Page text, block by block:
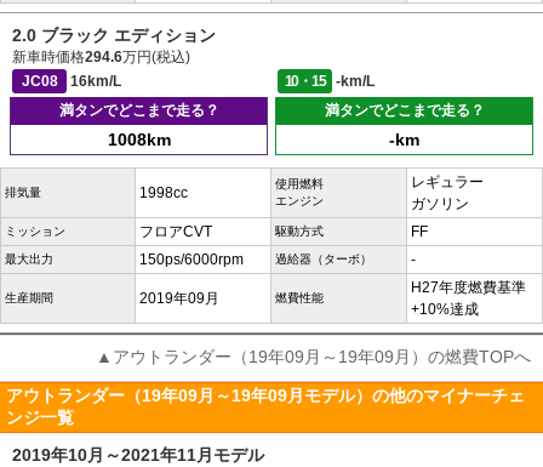
2.0 ブラック エディション
新車時価格294.6万円(税込)
JC08
16km/L 10・15
-km/L
満タンでどこまで走る？
1008km
満タンでどこまで走る？
-km
排気量 1998cc
使用燃料
エンジン
レギュラー
ガソリン
ミッション フロアCVT 駆動方式 FF
最大出力 150ps/6000rpm 過給器（ターボ） -
生産期間 2019年09月 燃費性能
H27年度燃費基準
+10%達成
▲アウトランダー（19年09月～19年09月）の燃費TOPへ
アウトランダー（19年09月～19年09月モデル）の他のマイナーチェ
ンジ一覧
2019年10月～2021年11月モデル